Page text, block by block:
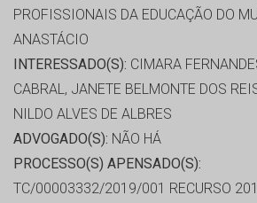
PROFISSIONAIS DA EDUCAÇÃO DO
ANASTÁCIO
INTERESSADO(S): CIMARA
CABRAL, JANETE BELMONTE DOS
NILDO ALVES DE ALBRES
ADVOGADO(S): NÃO HÁ
PROCESSO(S) APENSADO(S):
TC/00003332/2019/001 RECURSO